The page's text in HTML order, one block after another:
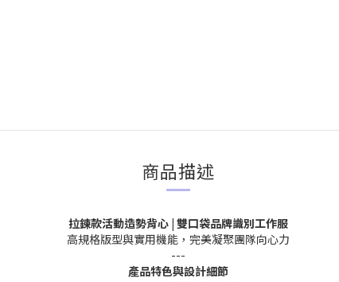
商品描述
拉鍊款活動造勢背心 | 雙口袋品牌識別工作服
高規格版型與實用機能，完美凝聚團隊向心力
---
產品特色與設計細節